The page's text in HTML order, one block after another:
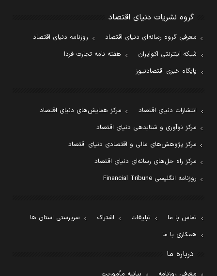
گروه نشریات دنیای اقتصاد
معرفی گروه رسانه‌ای دنیای اقتصاد
روزنامه دنیای اقتصاد
شبکه اینترنتی اکوایران
هفته نامه تجارت فردا
پایگاه خبری اقتصادنیوز
انتشارات دنیای اقتصاد
مرکز همایش‌های دنیای اقتصاد
مرکز نوآوری و شتابدهی دنیای اقتصاد
مرکز پژوهش‌های مالی و اقتصادی دنیای اقتصاد
مرکز راه حل‌های رسانه‌ای دنیای اقتصاد
روزنامه انگلیسی Financial Tribune
تماس با ما تبلیغات اشتراک
سرپرستی استان ها
همکاری با ما
درباره ما
معرفی روزنامه بیانیه مأموریت